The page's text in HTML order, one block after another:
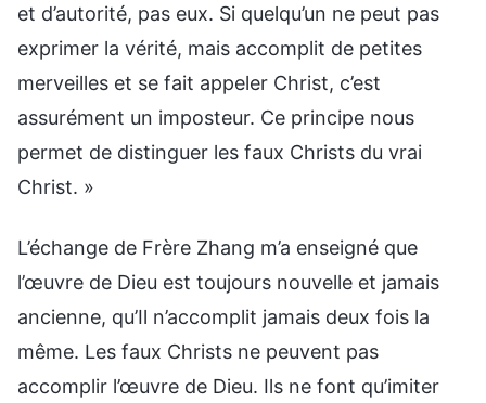
et d’autorité, pas eux. Si quelqu’un ne peut pas
exprimer la vérité, mais accomplit de petites
merveilles et se fait appeler Christ, c’est
assurément un imposteur. Ce principe nous
permet de distinguer les faux Christs du vrai
Christ. »
L’échange de Frère Zhang m’a enseigné que
l’œuvre de Dieu est toujours nouvelle et jamais
ancienne, qu’Il n’accomplit jamais deux fois la
même. Les faux Christs ne peuvent pas
accomplir l’œuvre de Dieu. Ils ne font qu’imiter